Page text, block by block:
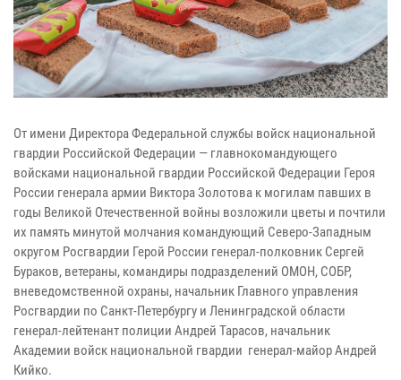
От имени Директора Федеральной службы войск национальной
гвардии Российской Федерации — главнокомандующего
войсками национальной гвардии Российской Федерации Героя
России генерала армии Виктора Золотова к могилам павших в
годы Великой Отечественной войны возложили цветы и почтили
их память минутой молчания командующий Северо-Западным
округом Росгвардии Герой России генерал-полковник Сергей
Бураков, ветераны, командиры подразделений ОМОН, СОБР,
вневедомственной охраны, начальник Главного управления
Росгвардии по Санкт-Петербургу и Ленинградской области
генерал-лейтенант полиции Андрей Тарасов, начальник
Академии войск национальной гвардии генерал-майор Андрей
Кийко.